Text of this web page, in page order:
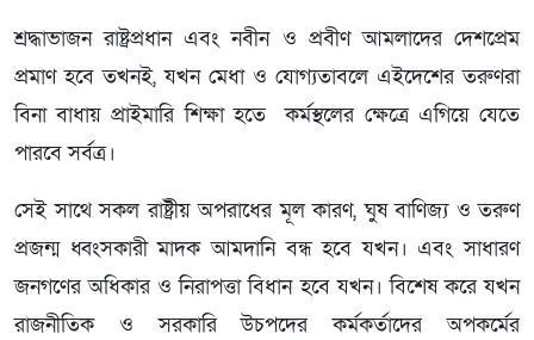
শ্রদ্ধাভাজন রাষ্ট্রপ্রধান এবং নবীন ও প্রবীণ আমলাদের দেশপ্রেম
প্রমাণ হবে তখনই, যখন মেধা ও যোগ্যতাবলে এইদেশের তরুণরা
বিনা বাধায় প্রাইমারি শিক্ষা হতে কর্মস্থলের ক্ষেত্রে এগিয়ে যেতে
পারবে সর্বত্র।
সেই সাথে সকল রাষ্ট্রীয় অপরাধের মূল কারণ, ঘুষ বাণিজ্য ও তরুণ
প্রজন্ম ধ্বংসকারী মাদক আমদানি বন্ধ হবে যখন। এবং সাধারণ
জনগণের অধিকার ও নিরাপত্তা বিধান হবে যখন। বিশেষ করে যখন
রাজনীতিক ও সরকারি উচপদের কর্মকর্তাদের অপকর্মের